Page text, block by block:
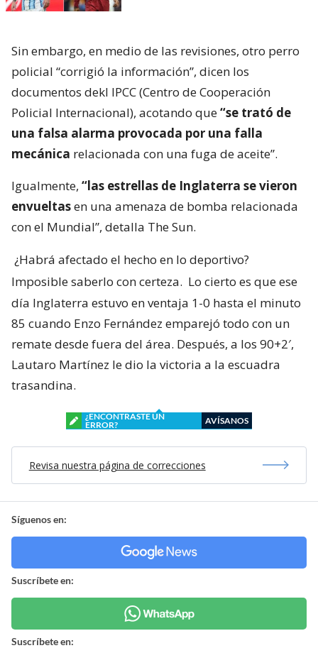
Sin embargo, en medio de las revisiones, otro perro
policial “corrigió la información”, dicen los
documentos dekl IPCC (Centro de Cooperación
Policial Internacional), acotando que“se trató de
una falsa alarma provocada por una falla
mecánica relacionada con una fuga de aceite”.
Igualmente, “las estrellas de Inglaterra se vieron
envueltasen una amenaza de bomba relacionada
con el Mundial”, detalla The Sun.
¿Habrá afectado el hecho en lo deportivo?
Imposible saberlo con certeza. Lo cierto es que ese
día Inglaterra estuvo en ventaja 1-0 hasta el minuto
85 cuando Enzo Fernández emparejó todo con un
remate desde fuera del área. Después, a los 90+2′,
Lautaro Martínez le dio la victoria a la escuadra
trasandina.
¿ENCONTRASTE UN
ERROR?
AVÍSANOS
Revisa nuestra página de correcciones
Síguenos en:
Suscríbete en:
Suscríbete en: